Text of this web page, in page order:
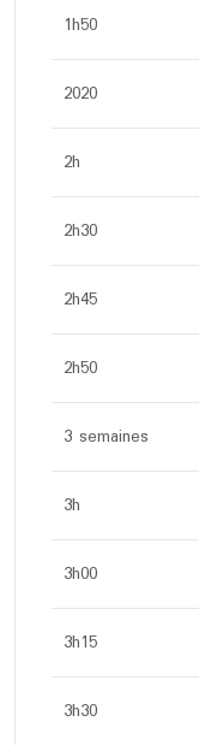
1h50
2020
2h
2h30
2h45
2h50
3 semaines
3h
3h00
3h15
3h30